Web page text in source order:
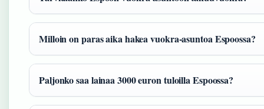
Milloin on paras aika hakea vuokra-asuntoa Espoossa?
Paljonko saa lainaa 3000 euron tuloilla Espoossa?